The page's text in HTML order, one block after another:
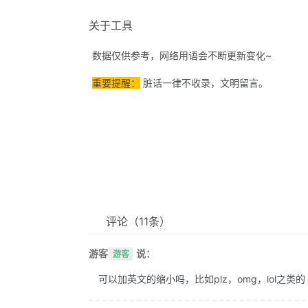
关于工具
数据仅供参考，网络用语会不断更新变化~
重要提醒： 脏话一律不收录，文明留言。
评论 （11条）
游客 游客 说：
可以加英文的缩小吗，比如plz，omg，lol之类的